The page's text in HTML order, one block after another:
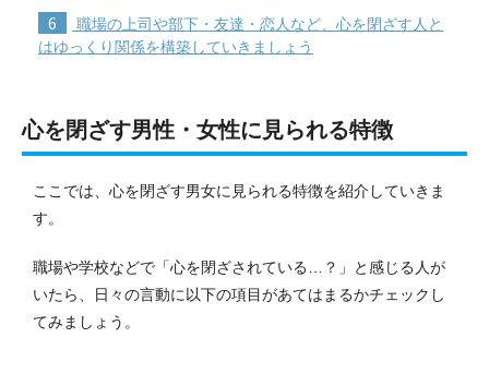
6
職場の上司や部下・友達・恋人など、心を閉ざす人と
はゆっくり関係を構築していきましょう
心を閉ざす男性・女性に見られる特徴
ここでは、心を閉ざす男女に見られる特徴を紹介していきま
す。
職場や学校などで「心を閉ざされている…？」と感じる人が
いたら、日々の言動に以下の項目があてはまるかチェックし
てみましょう。